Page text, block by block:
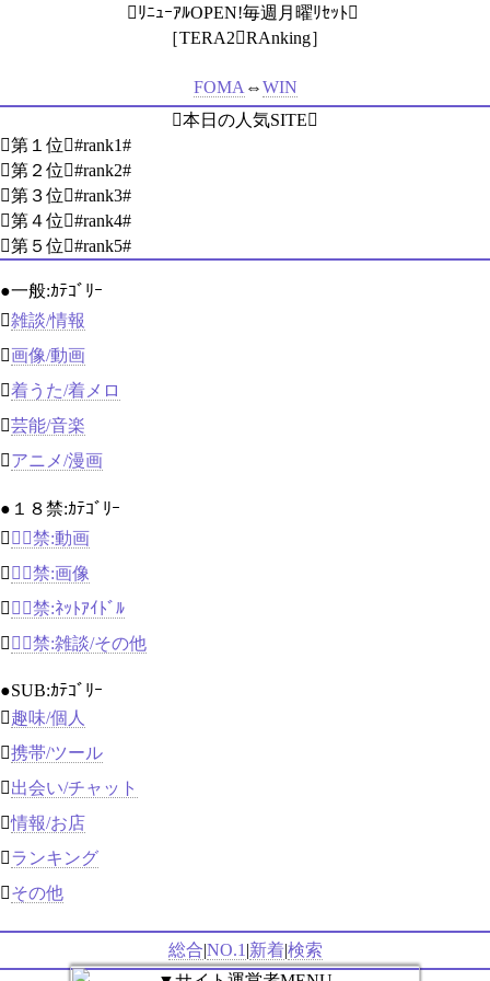
ﾘﾆｭｰｱﾙOPEN!毎週月曜ﾘｾｯﾄ
［TERA2RAnking］
FOMA ⇔WIN
本日の人気SITE
第１位#rank1#
第２位#rank2#
第３位#rank3#
第４位#rank4#
第５位#rank5#
●一般:ｶﾃｺﾞﾘｰ
雑談/情報
画像/動画
着うた/着メロ
芸能/音楽
アニメ/漫画
●１８禁:ｶﾃｺﾞﾘｰ
 １８禁:動画
 １８禁:画像
 １８禁:ﾈｯﾄｱｲﾄﾞﾙ
 １８禁:雑談/その他
●SUB:ｶﾃｺﾞﾘｰ
趣味/個人
携帯/ツール
出会い/チャット
情報/お店
ランキング
その他
総合|NO.1 |新着|検索